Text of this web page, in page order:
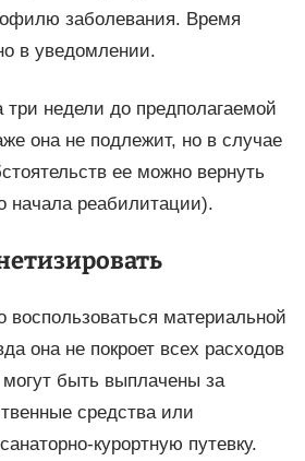
заболевания. Время
в уведомлении.
три недели до предполагаемой
она не подлежит, но в случае
ее можно вернуть
начала реабилитации).
воспользоваться материальной
она не покроет всех расходов
быть выплачены за
средства или
курортную путевку.